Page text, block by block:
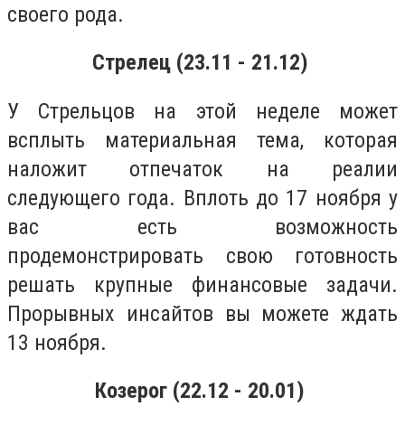
своего рода.
Стрелец (23.11 - 21.12)
У Стрельцов на этой неделе может
всплыть материальная тема, которая
наложит отпечаток на реалии
следующего года. Вплоть до 17 ноября у
вас есть возможность
продемонстрировать свою готовность
решать крупные финансовые задачи.
Прорывных инсайтов вы можете ждать
13 ноября.
Козерог (22.12 - 20.01)